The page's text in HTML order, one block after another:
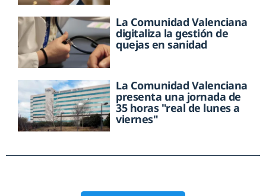
La Comunidad Valenciana
digitaliza la gestión de
quejas en sanidad
La Comunidad Valenciana
presenta una jornada de
35 horas "real de lunes a
viernes"